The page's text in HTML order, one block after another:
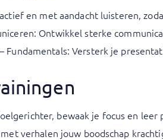
en met aandacht luisteren,
: Ontwikkel sterke
Fundamentals: Versterk je
bewaak je focus en
verhalen jouw boodschap